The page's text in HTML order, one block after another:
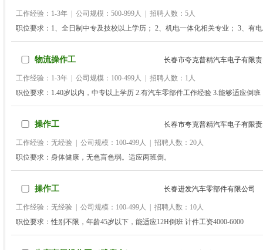
工作经验：1-3年 | 公司规模：500-999人 | 招聘人数：5人
职位要求：1、全日制中专及技校以上学历； 2、机电一体化相关专业； 3、有
元件工作原理； 5、有过非标自动化设备装配或调试经验。
物流操作工 长春市夸克普精汽车电子有限
工作经验：1-3年 | 公司规模：100-499人 | 招聘人数：1人
职位要求：1.40岁以内，中专以上学历 2.有汽车零部件工作经验 3.能够适应倒班
操作工 长春市夸克普精汽车电子有限
工作经验：无经验 | 公司规模：100-499人 | 招聘人数：20人
职位要求：身体健康，无色盲色弱。适应两班倒。
操作工 长春进发汽车零部件有限公司
工作经验：无经验 | 公司规模：100-499人 | 招聘人数：10人
职位要求：性别不限，年龄45岁以下，能适应12H倒班 计件工资4000-6000